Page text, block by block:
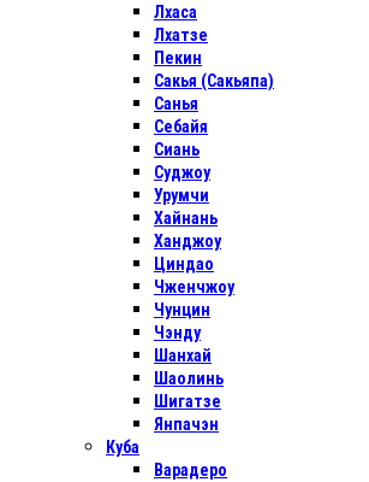
Лхаса
Лхатзе
Пекин
Сакья (Сакьяпа)
Санья
Себайя
Сиань
Суджоу
Урумчи
Хайнань
Ханджоу
Циндао
Чженчжоу
Чунцин
Чэнду
Шанхай
Шаолинь
Шигатзе
Янпачэн
Куба
Варадеро